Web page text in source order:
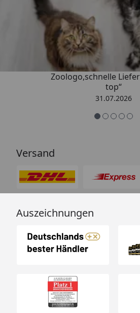
Trusted
4,74/ 5
„Gute Erfahrung
Zoologo,schnelle
top“
31.07.2026
Versand
Auszeichnungen